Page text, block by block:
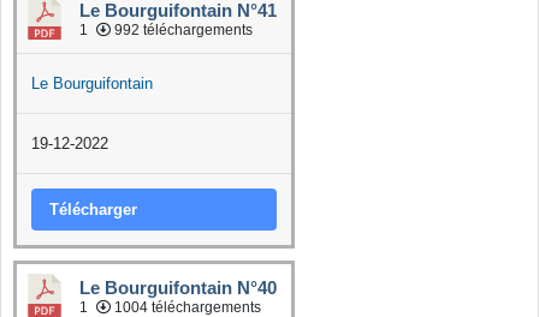
Le Bourguifontain N°41
1 992 téléchargements
Le Bourguifontain
19-12-2022
Télécharger
Le Bourguifontain N°40
1 1004 téléchargements